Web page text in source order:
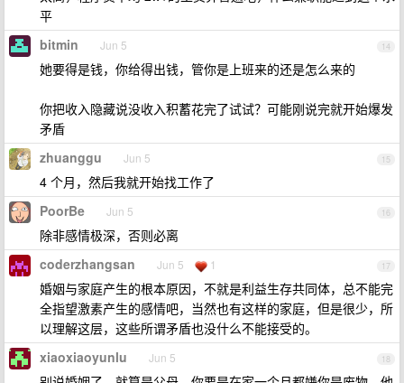
平
14
bitmin Jun 5
她要得是钱，你给得出钱，管你是上班来的还是怎么来的
你把收入隐藏说没收入积蓄花完了试试？可能刚说完就开始爆发
矛盾
15
zhuanggu Jun 5
4 个月，然后我就开始找工作了
16
PoorBe Jun 5
除非感情极深，否则必离
17
coderzhangsan Jun 5 1
婚姻与家庭产生的根本原因，不就是利益生存共同体，总不能完
全指望激素产生的感情吧，当然也有这样的家庭，但是很少，所
以理解这层，这些所谓矛盾也没什么不能接受的。
18
xiaoxiaoyunlu Jun 5